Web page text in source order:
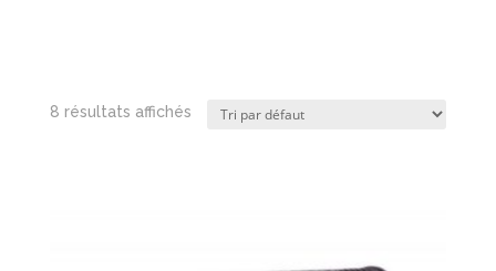
8 résultats affichés